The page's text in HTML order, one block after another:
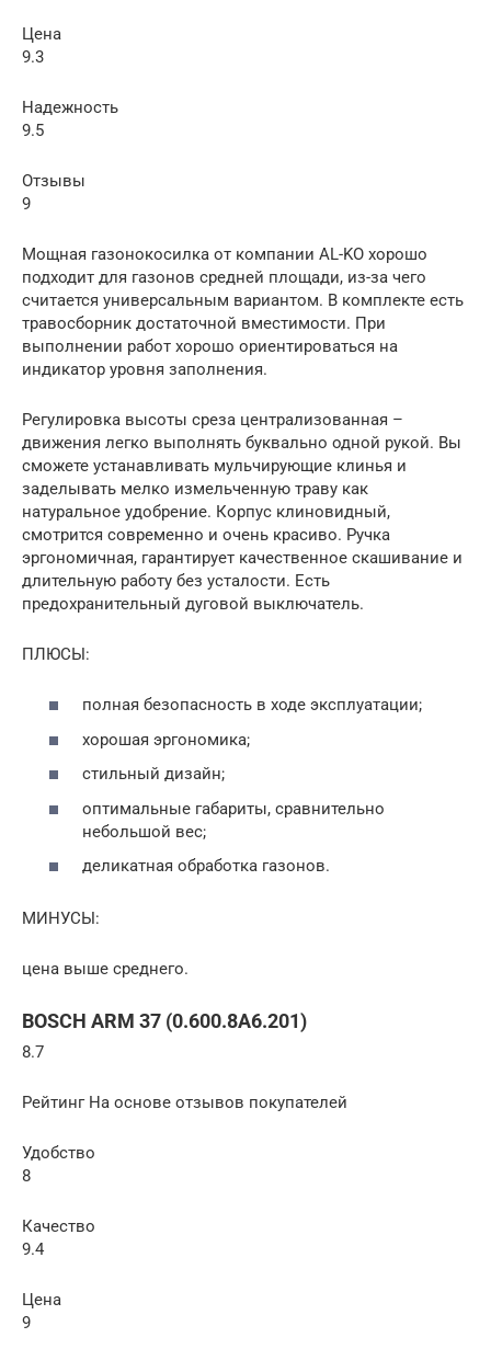
Цена
9.3
Надежность
9.5
Отзывы
9
Мощная газонокосилка от компании AL-KO хорошо
подходит для газонов средней площади, из-за чего
считается универсальным вариантом. В комплекте есть
травосборник достаточной вместимости. При
выполнении работ хорошо ориентироваться на
индикатор уровня заполнения.
Регулировка высоты среза централизованная –
движения легко выполнять буквально одной рукой. Вы
сможете устанавливать мульчирующие клинья и
заделывать мелко измельченную траву как
натуральное удобрение. Корпус клиновидный,
смотрится современно и очень красиво. Ручка
эргономичная, гарантирует качественное скашивание и
длительную работу без усталости. Есть
предохранительный дуговой выключатель.
ПЛЮСЫ:
полная безопасность в ходе эксплуатации;
хорошая эргономика;
стильный дизайн;
оптимальные габариты, сравнительно
небольшой вес;
деликатная обработка газонов.
МИНУСЫ:
цена выше среднего.
BOSCH ARM 37 (0.600.8A6.201)
8.7
Рейтинг На основе отзывов покупателей
Удобство
8
Качество
9.4
Цена
9